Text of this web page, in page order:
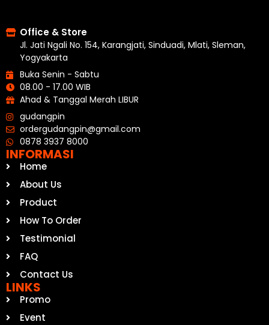
Office & Store
Jl. Jati Ngali No. 154, Karangjati, Sinduadi, Mlati, Sleman,
Yogyakarta
Buka Senin - Sabtu
08.00 - 17.00 WIB
Ahad & Tanggal Merah LIBUR
gudangpin
ordergudangpin@gmail.com
0878 3937 8000
INFORMASI
Home
About Us
Product
How To Order
Testimonial
FAQ
Contact Us
LINKS
Promo
Event